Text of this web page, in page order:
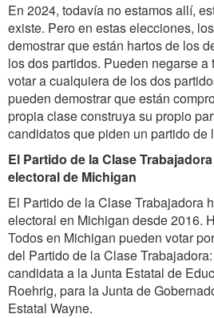
En 2024, todavía no estamos allí,
existe. Pero en estas elecciones,
demostrar que están hartos de los
los dos partidos. Pueden negarse a
votar a cualquiera de los dos
pueden demostrar que están
propia clase construya su propio
candidatos que piden un partido de
El Partido de la Clase
electoral de Michigan
El Partido de la Clase Trabajadora
electoral en Michigan desde 2016.
Todos en Michigan pueden votar
del Partido de la Clase
candidata a la Junta Estatal de
Roehrig, para la Junta de
Estatal Wayne.